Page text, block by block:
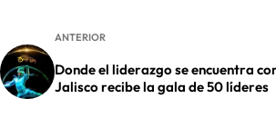
ANTERIOR
Donde el liderazgo se encuentra
Jalisco recibe la gala de 50 líderes